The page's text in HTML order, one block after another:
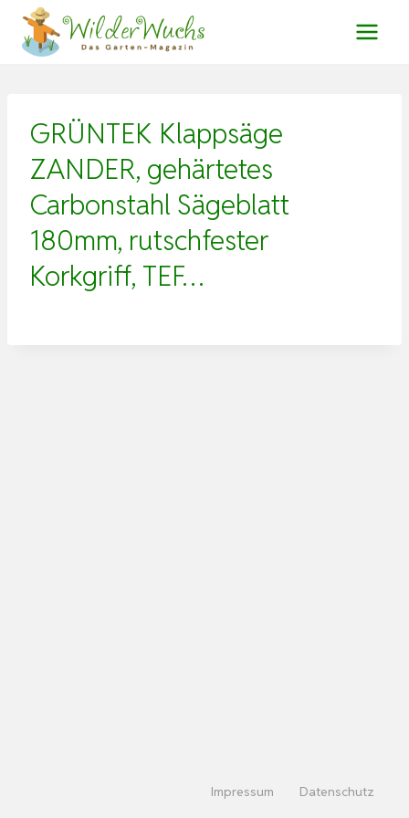
Zum
Inhalt
GRÜNTEK Klappsäge
ZANDER, gehärtetes
Carbonstahl Sägeblatt
180mm, rutschfester
Korkgriff, TEF…
Impressum Datenschutz